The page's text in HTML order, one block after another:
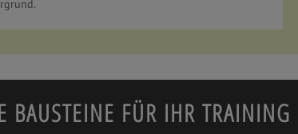
BAUSTEINE FÜR IHR TRAINING